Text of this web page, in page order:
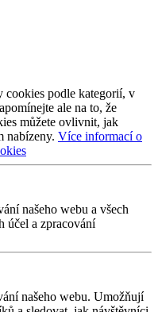
cookies podle kategorií, v
ale na to, že
můžete ovlivnit, jak
nabízeny. Více informací o
našeho webu a všech
účel a zpracování
našeho webu. Umožňují